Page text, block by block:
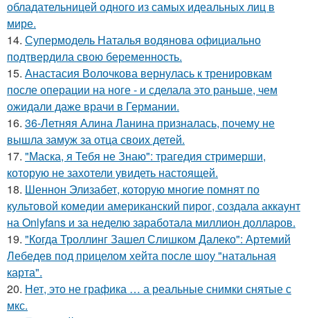
обладательницей одного из самых идеальных лиц в
мире.
14. Супермодель Наталья водянова официально
подтвердила свою беременность.
15. Анастасия Волочкова вернулась к тренировкам
после операции на ноге - и сделала это раньше, чем
ожидали даже врачи в Германии.
16. 36-Летняя Алина Ланина призналась, почему не
вышла замуж за отца своих детей.
17. "Маска, я Тебя не Знаю": трагедия стримерши,
которую не захотели увидеть настоящей.
18. Шеннон Элизабет, которую многие помнят по
культовой комедии американский пирог, создала аккаунт
на Onlyfans и за неделю заработала миллион долларов.
19. "Когда Троллинг Зашел Слишком Далеко": Артемий
Лебедев под прицелом хейта после шоу "натальная
карта".
20. Нет, это не графика … а реальные снимки снятые с
мкс.